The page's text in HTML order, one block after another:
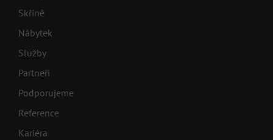
Skříně
Nábytek
Služby
Partneři
Podporujeme
Reference
Kariéra